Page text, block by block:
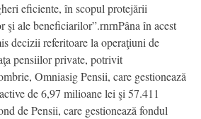
eficiente, în scopul protejării
şi ale beneficiarilor”.rnrnPâna în acest
decizii referitoare la operaţiuni de
pensiilor private, potrivit
Omniasig Pensii, care gestionează
de 6,97 milioane lei şi 57.411
de Pensii, care gestionează fondul